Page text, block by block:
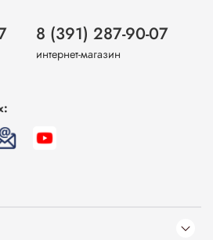
8 (391) 287-90-07
интернет-магазин